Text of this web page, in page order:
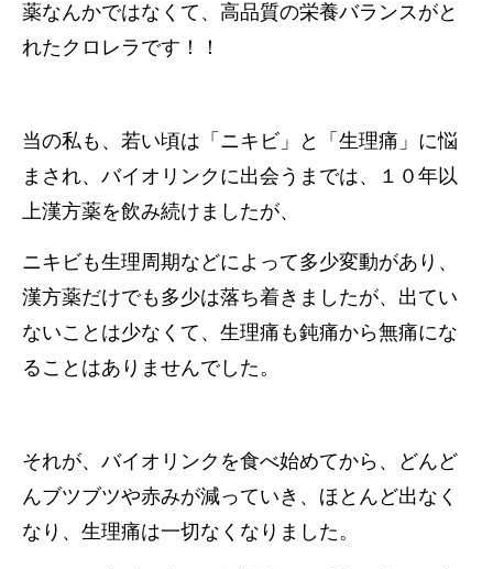
薬なんかではなくて、高品質の栄養バランスがと
れたクロレラです！！
当の私も、若い頃は「ニキビ」と「生理痛」に悩
まされ、バイオリンクに出会うまでは、１０年以
上漢方薬を飲み続けましたが、
ニキビも生理周期などによって多少変動があり、
漢方薬だけでも多少は落ち着きましたが、出てい
ないことは少なくて、生理痛も鈍痛から無痛にな
ることはありませんでした。
それが、バイオリンクを食べ始めてから、どんど
んブツブツや赤みが減っていき、ほとんど出なく
なり、生理痛は一切なくなりました。